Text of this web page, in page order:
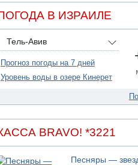
посол Израиля в ООН
в четверг о создании новой
партии
05.08.2026 13:49
На севере Израиля на берег
05.08.2026 13:32
05.08.2026 10:16
активисты пытались
сионизма"
В ИЗРАИЛЕ
Тель-Авив
Прогноз погоды на 7 дней
Уровень воды в озере Кинерет
BRAVO! *3221
Песняры —